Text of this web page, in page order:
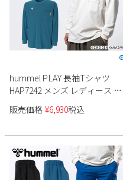
hummel PLAY 長袖Tシャツ
HAP7242 メンズ レディース ユ
ニセックス
販売価格 ¥6,930税込